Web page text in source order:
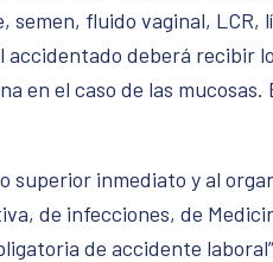
semen, fluido vaginal,
deberá recibir
en el caso de las
inmediato y al
de infecciones, de
de accidente